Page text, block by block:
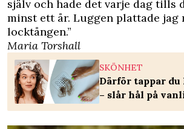
själv och hade det varje dag tills
minst ett år. Luggen plattade jag
locktången.”
Maria Torshall
SKÖNHET
Därför tappar du
– slår hål på